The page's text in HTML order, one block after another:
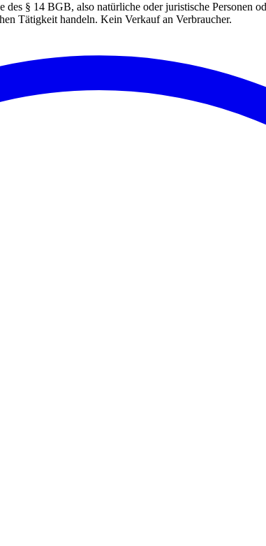
§ 14 BGB, also natürliche oder juristische Personen
Tätigkeit handeln. Kein Verkauf an Verbraucher.